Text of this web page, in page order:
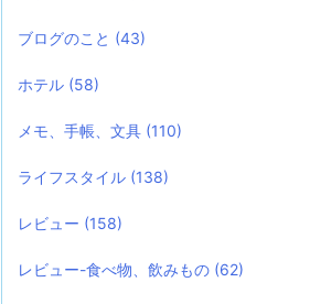
ブログのこと (43)
ホテル (58)
メモ、手帳、文具 (110)
ライフスタイル (138)
レビュー (158)
レビュー-食べ物、飲みもの (62)